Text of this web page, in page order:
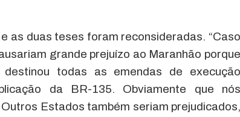
as duas teses foram reconsideradas. “Caso
grande prejuízo ao Maranhão porque
todas as emendas de execução
da BR-135. Obviamente que nós
Estados também seriam prejudicados,